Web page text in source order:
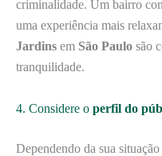
criminalidade. Um bairro
uma experiência mais
Jardins em São Paulo são
tranquilidade.
4. Considere o perfil do
Dependendo da sua